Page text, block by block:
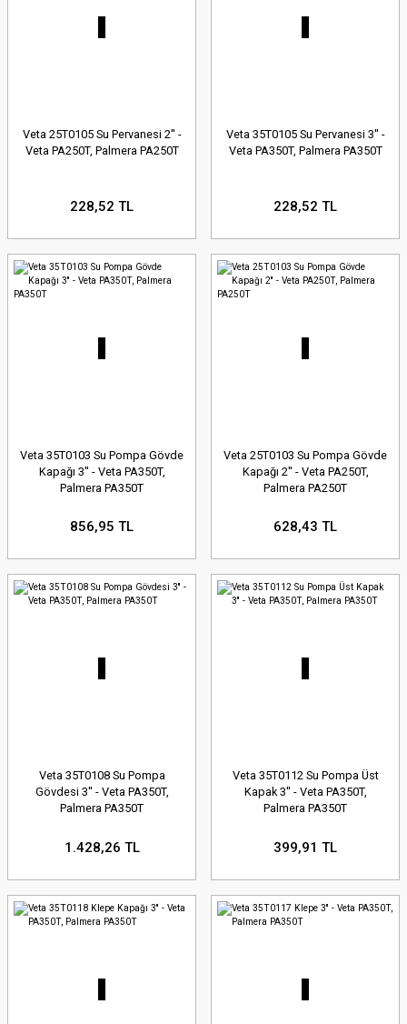
Veta 25T0105 Su Pervanesi 2'' -
Veta PA250T, Palmera PA250T
228,52 TL
Veta 35T0105 Su Pervanesi 3'' -
Veta PA350T, Palmera PA350T
228,52 TL
Veta 35T0103 Su Pompa Gövde
Kapağı 3'' - Veta PA350T,
Palmera PA350T
856,95 TL
Veta 25T0103 Su Pompa Gövde
Kapağı 2'' - Veta PA250T,
Palmera PA250T
628,43 TL
Veta 35T0108 Su Pompa
Gövdesi 3'' - Veta PA350T,
Palmera PA350T
1.428,26 TL
Veta 35T0112 Su Pompa Üst
Kapak 3'' - Veta PA350T,
Palmera PA350T
399,91 TL